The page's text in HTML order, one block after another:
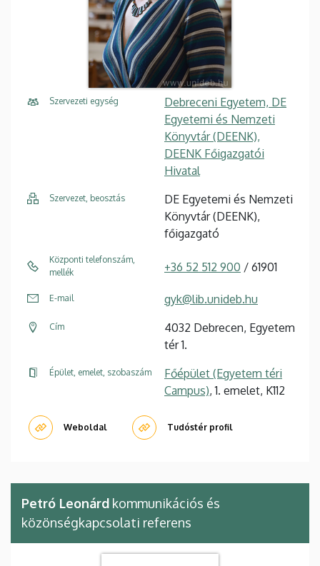
Szervezeti egység
Debreceni Egyetem, DE
Egyetemi és Nemzeti
Könyvtár (DEENK),
DEENK Főigazgatói
Hivatal
Szervezet, beosztás
DE Egyetemi és Nemzeti
Könyvtár (DEENK),
főigazgató
Központi telefonszám,
mellék
+36 52 512 900 / 61901
E-mail gyk@lib.unideb.hu
Cím
4032 Debrecen, Egyetem
tér 1.
Épület, emelet, szobaszám
Főépület (Egyetem téri
Campus), 1. emelet, K112
Weboldal Tudóstér profil
Petró Leonárd kommunikációs és
közönségkapcsolati referens